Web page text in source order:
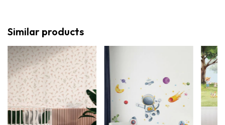
Similar products